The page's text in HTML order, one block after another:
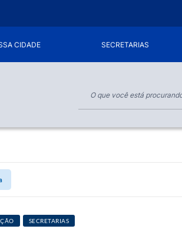
CIDADE SECRETARIAS
SECRETARIAS